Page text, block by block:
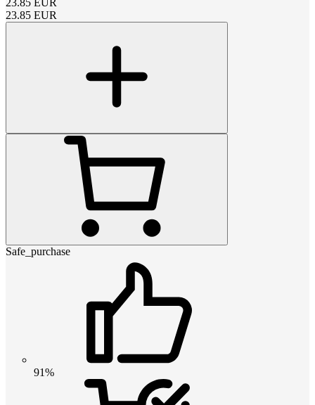
23.85 EUR
Safe_purchase
91%